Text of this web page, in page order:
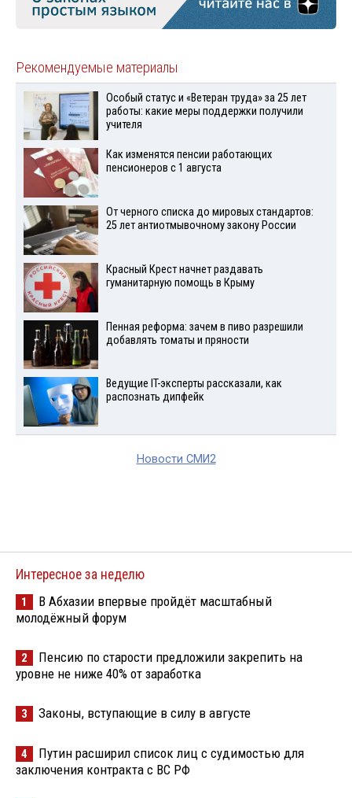
Рекомендуемые материалы
Особый статус и «Ветеран труда» за 25 лет
работы: какие меры поддержки получили
учителя
Как изменятся пенсии работающих
пенсионеров с 1 августа
От черного списка до мировых стандартов:
25 лет антиотмывочному закону России
Красный Крест начнет раздавать
гуманитарную помощь в Крыму
Пенная реформа: зачем в пиво разрешили
добавлять томаты и пряности
Ведущие IT-эксперты рассказали, как
распознать дипфейк
Новости СМИ2
Интересное за неделю
1
В Абхазии впервые пройдёт масштабный
молодёжный форум
2
Пенсию по старости предложили закрепить на
уровне не ниже 40% от заработка
3 Законы, вступающие в силу в августе
4
Путин расширил список лиц с судимостью для
заключения контракта с ВС РФ